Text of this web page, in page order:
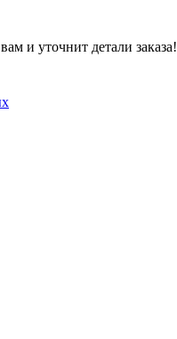
и уточнит детали заказа!